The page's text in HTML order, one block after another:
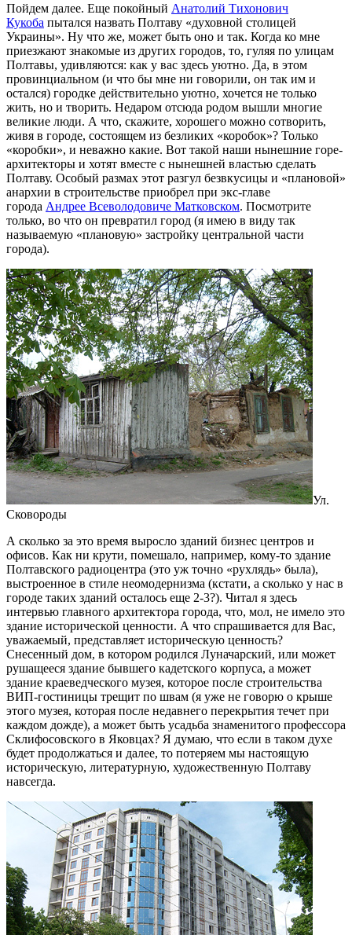
Пойдем далее. Еще покойный Анатолий Тихонович
Кукоба пытался назвать Полтаву «духовной столицей
Украины». Ну что же, может быть оно и так. Когда ко мне
приезжают знакомые из других городов, то, гуляя по улицам
Полтавы, удивляются: как у вас здесь уютно. Да, в этом
провинциальном (и что бы мне ни говорили, он так им и
остался) городке действительно уютно, хочется не только
жить, но и творить. Недаром отсюда родом вышли многие
великие люди. А что, скажите, хорошего можно сотворить,
живя в городе, состоящем из безликих «коробок»? Только
«коробки», и неважно какие. Вот такой наши нынешние горе-
архитекторы и хотят вместе с нынешней властью сделать
Полтаву. Особый размах этот разгул безвкусицы и «плановой»
анархии в строительстве приобрел при экс-главе
города Андрее Всеволодовиче Матковском. Посмотрите
только, во что он превратил город (я имею в виду так
называемую «плановую» застройку центральной части
города).
Ул.
Сковороды
А сколько за это время выросло зданий бизнес центров и
офисов. Как ни крути, помешало, например, кому-то здание
Полтавского радиоцентра (это уж точно «рухлядь» была),
выстроенное в стиле неомодернизма (кстати, а сколько у нас в
городе таких зданий осталось еще 2-3?). Читал я здесь
интервью главного архитектора города, что, мол, не имело это
здание исторической ценности. А что спрашивается для Вас,
уважаемый, представляет историческую ценность?
Снесенный дом, в котором родился Луначарский, или может
рушащееся здание бывшего кадетского корпуса, а может
здание краеведческого музея, которое после строительства
ВИП-гостиницы трещит по швам (я уже не говорю о крыше
этого музея, которая после недавнего перекрытия течет при
каждом дожде), а может быть усадьба знаменитого профессора
Склифосовского в Яковцах? Я думаю, что если в таком духе
будет продолжаться и далее, то потеряем мы настоящую
историческую, литературную, художественную Полтаву
навсегда.